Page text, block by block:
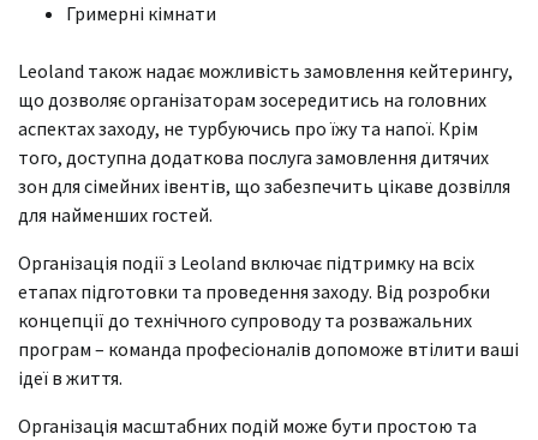
Гримерні кімнати
Leoland також надає можливість замовлення кейтерингу,
що дозволяє організаторам зосередитись на головних
аспектах заходу, не турбуючись про їжу та напої. Крім
того, доступна додаткова послуга замовлення дитячих
зон для сімейних івентів, що забезпечить цікаве дозвілля
для найменших гостей.
Організація події з Leoland включає підтримку на всіх
етапах підготовки та проведення заходу. Від розробки
концепції до технічного супроводу та розважальних
програм – команда професіоналів допоможе втілити ваші
ідеї в життя.
​​Організація масштабних подій може бути простою та